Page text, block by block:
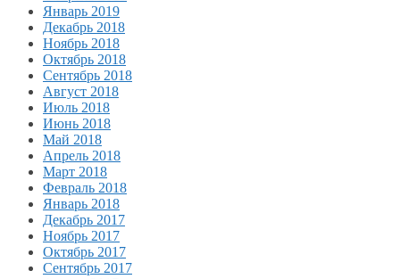
Январь 2019
Декабрь 2018
Ноябрь 2018
Октябрь 2018
Сентябрь 2018
Август 2018
Июль 2018
Июнь 2018
Май 2018
Апрель 2018
Март 2018
Февраль 2018
Январь 2018
Декабрь 2017
Ноябрь 2017
Октябрь 2017
Сентябрь 2017